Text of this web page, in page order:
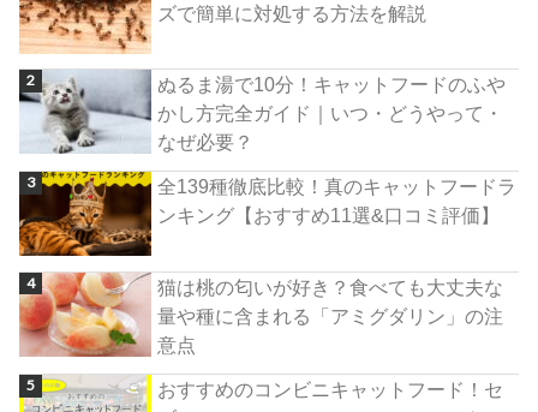
ズで簡単に対処する方法を解説
ぬるま湯で10分！キャットフードのふや
かし方完全ガイド｜いつ・どうやって・
なぜ必要？
全139種徹底比較！真のキャットフードラ
ンキング【おすすめ11選&口コミ評価】
猫は桃の匂いが好き？食べても大丈夫な
量や種に含まれる「アミグダリン」の注
意点
おすすめのコンビニキャットフード！セ